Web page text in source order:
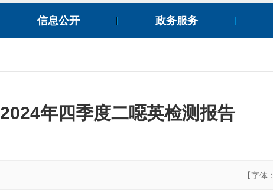
信息公开 政务服务
2024年四季度二噁英检测报告
【字体：